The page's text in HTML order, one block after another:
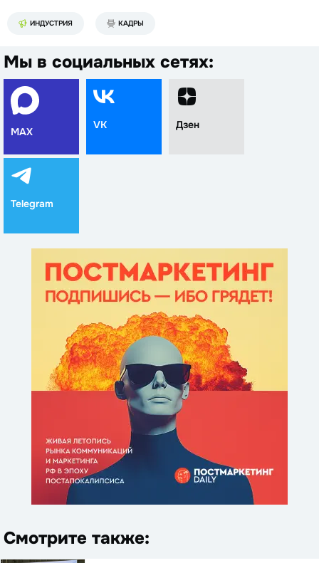
ИНДУСТРИЯ КАДРЫ
Мы в социальных сетях:
MAX
VK Дзен
Telegram
Смотрите также: